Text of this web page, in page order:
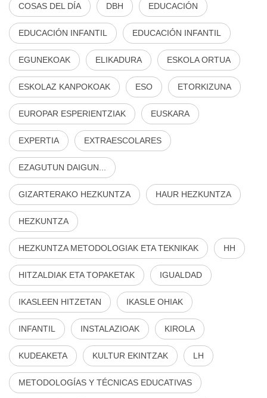
COSAS DEL DÍA DBH EDUCACIÓN
EDUCACIÓN INFANTIL EDUCACIÓN INFANTIL
EGUNEKOAK ELIKADURA ESKOLA ORTUA
ESKOLAZ KANPOKOAK ESO ETORKIZUNA
EUROPAR ESPERIENTZIAK EUSKARA
EXPERTIA EXTRAESCOLARES
EZAGUTUN DAIGUN...
GIZARTERAKO HEZKUNTZA HAUR HEZKUNTZA
HEZKUNTZA
HEZKUNTZA METODOLOGIAK ETA TEKNIKAK HH
HITZALDIAK ETA TOPAKETAK IGUALDAD
IKASLEEN HITZETAN IKASLE OHIAK
INFANTIL INSTALAZIOAK KIROLA
KUDEAKETA KULTUR EKINTZAK LH
METODOLOGÍAS Y TÉCNICAS EDUCATIVAS